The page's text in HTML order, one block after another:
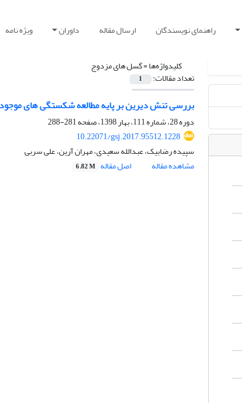
راهنمای نویسندگان ارسال مقاله داوران ویژه نامه
کلیدواژه‌ها =گسل های مزدوج
تعداد مقالات: 1
بررسی تنش دیرین بر پایه مطالعه شکستگی های
دوره 28، شماره 111، بهار 1398، صفحه
281-288
10.22071/gsj.2017.95512.1228
سپیده رضابیک، عبدالله سعیدی، مهران آرین، علی سربی
مشاهده مقاله
اصل مقاله 6.82 M